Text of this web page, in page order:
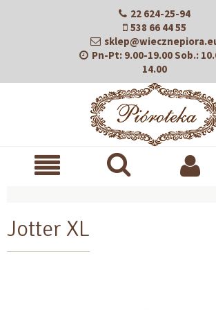
22 624-25-94
538 66 44 55
Pn-Pt: 9.00-19.00Sob.:
14.00
Jotter XL